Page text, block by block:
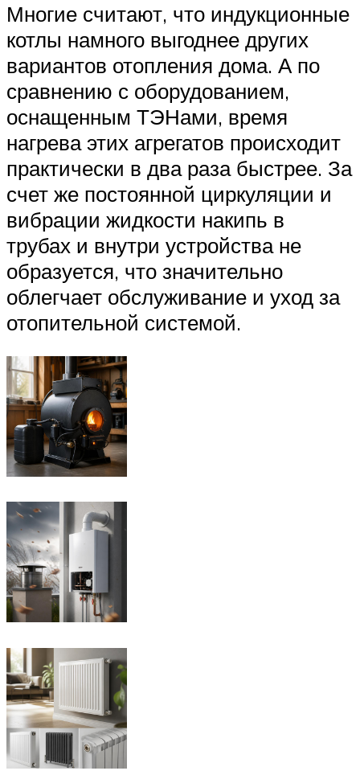
Многие считают, что индукционные
котлы намного выгоднее других
вариантов отопления дома. А по
сравнению с оборудованием,
оснащенным ТЭНами, время
нагрева этих агрегатов происходит
практически в два раза быстрее. За
счет же постоянной циркуляции и
вибрации жидкости накипь в
трубах и внутри устройства не
образуется, что значительно
облегчает обслуживание и уход за
отопительной системой.